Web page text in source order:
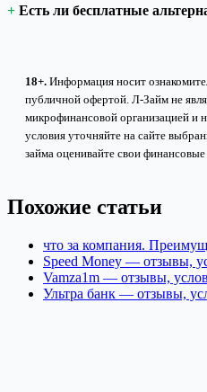
Есть ли бесплатные
18+. Информация носит
публичной офертой. Л-Займ не
микрофинансовой организацией и
условия уточняйте на сайте
займа оценивайте свои
Похожие статьи
что за компания.
Speed Money — отзывы,
Vamza1m — отзывы,
Ультра банк — отзывы,